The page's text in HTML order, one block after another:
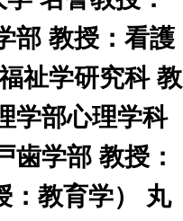
部 教授：看護
祉学研究科 教
学部心理学科
歯学部 教授：
：教育学） 丸